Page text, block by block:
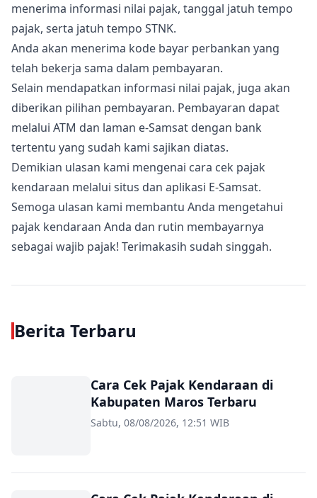
menerima informasi nilai pajak, tanggal jatuh tempo
pajak, serta jatuh tempo STNK.
Anda akan menerima kode bayar perbankan yang
telah bekerja sama dalam pembayaran.
Selain mendapatkan informasi nilai pajak, juga akan
diberikan pilihan pembayaran. Pembayaran dapat
melalui ATM dan laman e-Samsat dengan bank
tertentu yang sudah kami sajikan diatas.
Demikian ulasan kami mengenai cara cek pajak
kendaraan melalui situs dan aplikasi E-Samsat.
Semoga ulasan kami membantu Anda mengetahui
pajak kendaraan Anda dan rutin membayarnya
sebagai wajib pajak! Terimakasih sudah singgah.
Berita Terbaru
Cara Cek Pajak Kendaraan di
Kabupaten Maros Terbaru
Sabtu, 08/08/2026, 12:51 WIB